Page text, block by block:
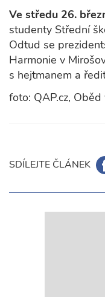
Ve středu 26.
studenty Střední
Odtud se
Harmonie v
s hejtmanem a
foto: QAP.cz,
SDÍLEJTE ČLÁNEK